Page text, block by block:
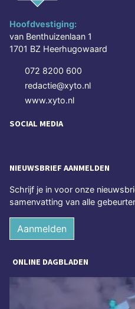
Hoofdvestiging:
van Benthuizenlaan 1
1701 BZ Heerhugowaard
072 8200 600
redactie@xyto.nl
www.xyto.nl
SOCIAL MEDIA
NIEUWSBRIEF AANMELDEN
Schrijf je in voor onze
samenvatting van alle
Aanmelden
ONLINE DAGBLADEN